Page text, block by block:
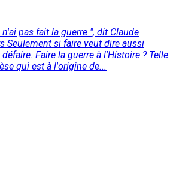
pas fait la guerre ", dit Claude
Seulement si faire veut dire aussi
Faire la guerre à l'Histoire ? Telle
qui est à l'origine de...